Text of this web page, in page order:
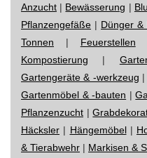
Anzucht | Bewässerung |
Pflanzengefäße | Dünger &
Tonnen | Feuerstellen
Kompostierung |
Gartengeräte & -werkzeug |
Gartenmöbel & -bauten |
Pflanzenzucht |
Häcksler | Hängemöbel|
& Tierabwehr | Markisen &